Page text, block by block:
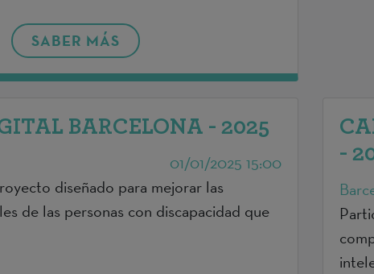
SABER MÁS
BARCELONA - 2025
01/01/2025 15:00
diseñado para mejorar las
de las personas con discapacidad que
-